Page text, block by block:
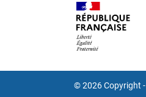
© 2026 Copyright -